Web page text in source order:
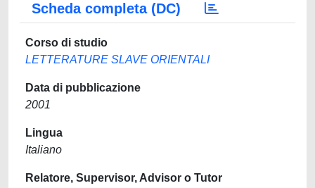
Scheda completa (DC)
Corso di studio
LETTERATURE SLAVE ORIENTALI
Data di pubblicazione
2001
Lingua
Italiano
Relatore, Supervisor, Advisor o Tutor